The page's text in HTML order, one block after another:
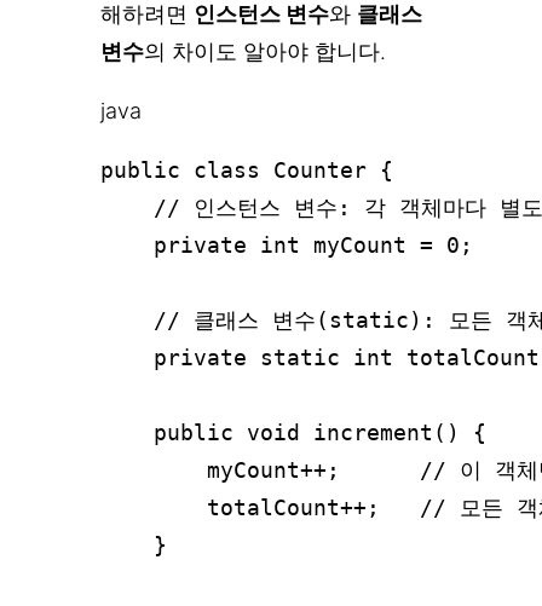
해하려면 인스턴스 변수와 클래스
변수의 차이도 알아야 합니다.
java
public class Counter {
// 인스턴스 변수: 각 객체마다 별
    private int myCount = 0;
// 클래스 변수(static): 모든 객
private static int
    public void increment() {
myCount++;      // 이 객체
totalCount++;   // 모든 객
    }